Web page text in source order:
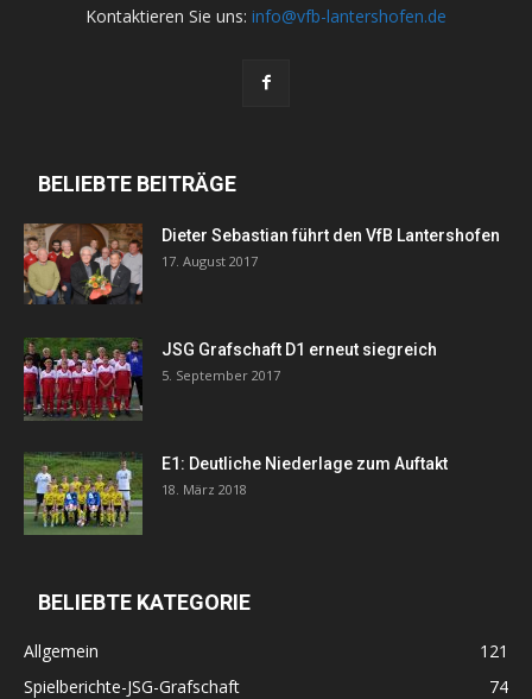
Kontaktieren Sie uns: info@vfb-lantershofen.de
BELIEBTE BEITRÄGE
Dieter Sebastian führt den VfB Lantershofen
17. August 2017
JSG Grafschaft D1 erneut siegreich
5. September 2017
E1: Deutliche Niederlage zum Auftakt
18. März 2018
BELIEBTE KATEGORIE
Allgemein
121
Spielberichte-JSG-Grafschaft
74